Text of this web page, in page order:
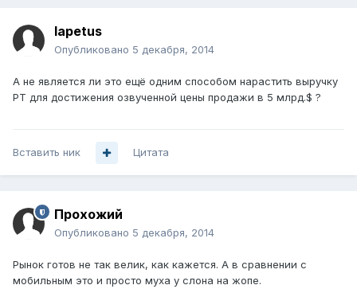
Iapetus
Опубликовано 5 декабря, 2014
А не является ли это ещё одним способом нарастить выручку
РТ для достижения озвученной цены продажи в 5 млрд.$ ?
Вставить ник Цитата
Прохожий
Опубликовано 5 декабря, 2014
Рынок готов не так велик, как кажется. А в сравнении с
мобильным это и просто муха у слона на жопе.